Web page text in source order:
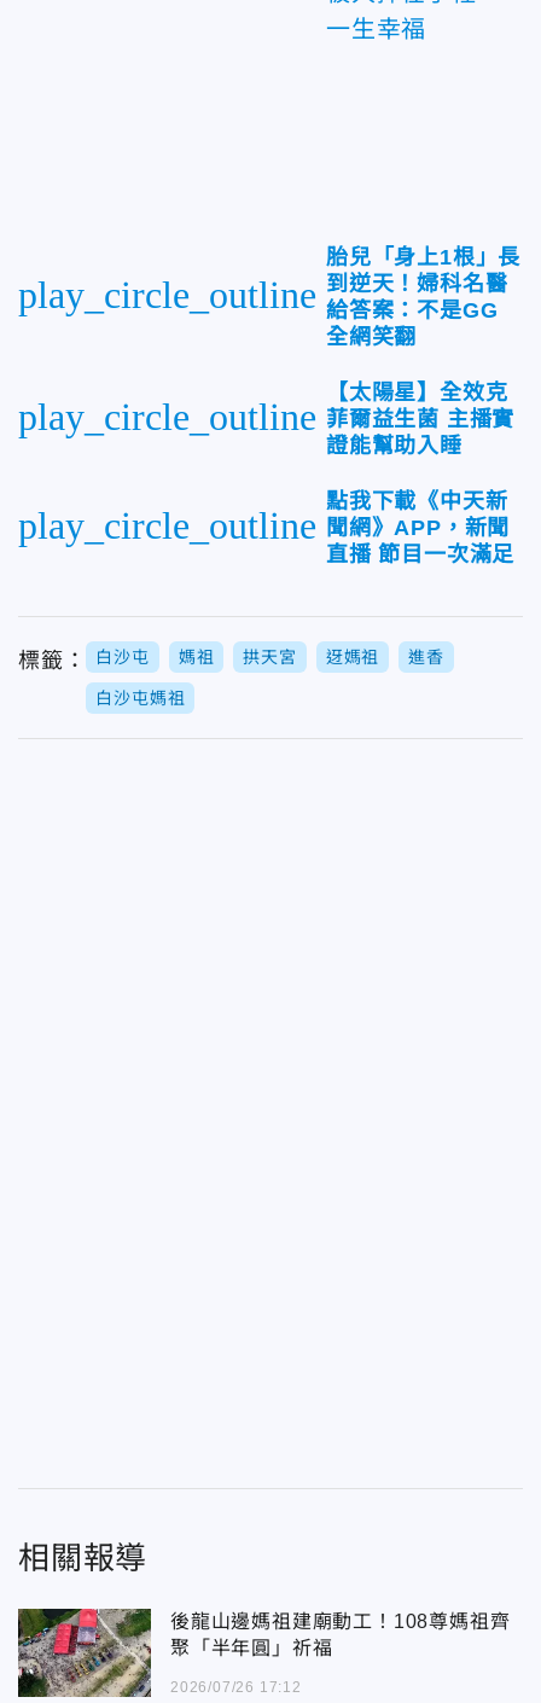
一生幸福
play_circle_outline
胎兒「身上1根」長
到逆天！婦科名醫
給答案：不是GG
全網笑翻
play_circle_outline
【太陽星】全效克
菲爾益生菌 主播實
證能幫助入睡
play_circle_outline
點我下載《中天新
聞網》APP，新聞
直播 節目一次滿足
標籤： 白沙屯 媽祖 拱天宮 迓媽祖 進香
白沙屯媽祖
相關報導
後龍山邊媽祖建廟動工！108尊媽祖齊
聚「半年圓」祈福
2026/07/26 17:12